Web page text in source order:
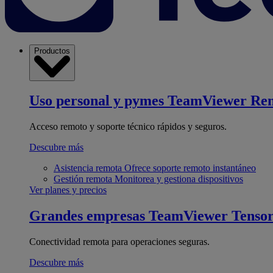
Productos
Uso personal y pymes TeamViewer
Acceso remoto y soporte técnico rápidos y seguros.
Descubre más
Asistencia remota Ofrece soporte remoto instantáneo
Gestión remota Monitorea y gestiona dispositivos
Ver planes y precios
Grandes empresas TeamViewer Tensor
Conectividad remota para operaciones seguras.
Descubre más